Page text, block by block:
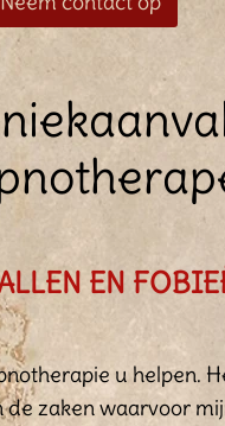
EN
u helpen.
zaken waarvoor